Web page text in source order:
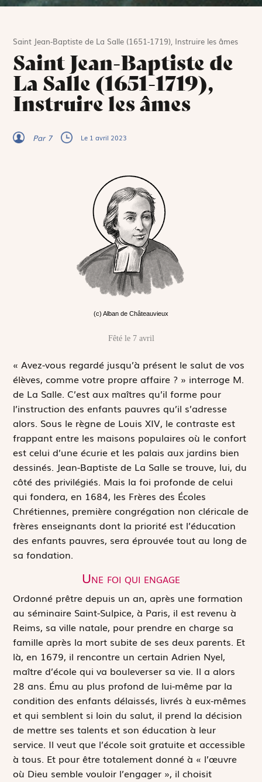
Saint Jean-Baptiste de La Salle (1651-1719), Instruire les âmes
Saint Jean-Baptiste de
La Salle (1651-1719),
Instruire les âmes
Par 7 Le 1 avril 2023
(c) Alban de Châteauvieux
Fêté le 7 avril
«Avez-vous regardé jusqu’à présent le salut de vos
élèves, comme votre propre affaire ? » interroge M.
de La Salle. C’est aux maîtres qu’il forme pour
l’instruction des enfants pauvres qu’il s’adresse
alors. Sous le règne de Louis XIV, le contraste est
frappant entre les maisons populaires où le confort
est celui d’une écurie et les palais aux jardins bien
dessinés. Jean-Baptiste de La Salle se trouve, lui, du
côté des privilégiés. Mais la foi profonde de celui
qui fondera, en 1684, les Frères des Écoles
Chrétiennes, première congrégation non cléricale de
frères enseignants dont la priorité est l’éducation
des enfants pauvres, sera éprouvée tout au long de
sa fondation.
Une foi qui engage
Ordonné prêtre depuis un an, après une formation
au séminaire Saint-Sulpice, à Paris, il est revenu à
Reims, sa ville natale, pour prendre en charge sa
famille après la mort subite de ses deux parents. Et
là, en 1679, il rencontre un certain Adrien Nyel,
maître d’école qui va bouleverser sa vie. Il a alors
28 ans. Ému au plus profond de lui-même par la
condition des enfants délaissés, livrés à eux-mêmes
et qui semblent si loin du salut, il prend la décision
de mettre ses talents et son éducation à leur
service. Il veut que l’école soit gratuite et accessible
à tous. Et pour être totalement donné à « l’œuvre
où Dieu semble vouloir l’engager », il choisit